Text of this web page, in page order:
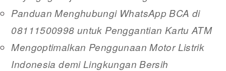
Panduan Menghubungi WhatsApp BCA di
08111500998 untuk Penggantian Kartu ATM
Mengoptimalkan Penggunaan Motor Listrik
Indonesia demi Lingkungan Bersih